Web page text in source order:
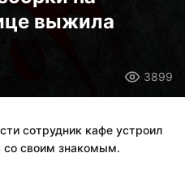
выжила
3899
сотрудник кафе устроил
своим знакомым.